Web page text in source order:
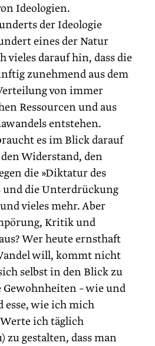
Ideologien.
der Ideologie
eines der Natur
vieles darauf hin, dass die
zunehmend aus dem
von immer
Ressourcen und aus
entstehen.
es im Blick darauf
Widerstand, den
die »Diktatur des
die Unterdrückung
vieles mehr. Aber
Kritik und
Wer heute ernsthaft
will, kommt nicht
selbst in den Blick zu
– wie und
esse, wie ich mich
ich täglich
zu gestalten, dass man